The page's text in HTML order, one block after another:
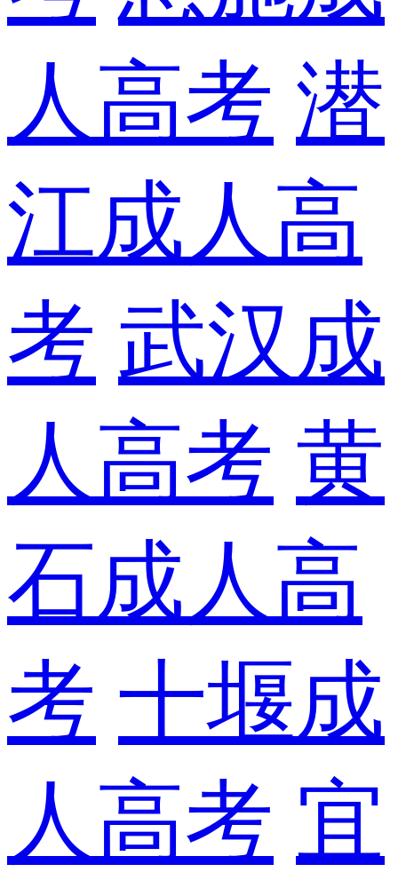
人高考 潜
江成人高
考 武汉成
人高考 黄
石成人高
考 十堰成
人高考 宜